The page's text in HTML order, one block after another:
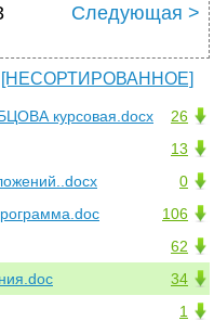
Следующая >
[НЕСОРТИРОВАННОЕ]
26
курсовая.docx
13
0
106
62
34
1